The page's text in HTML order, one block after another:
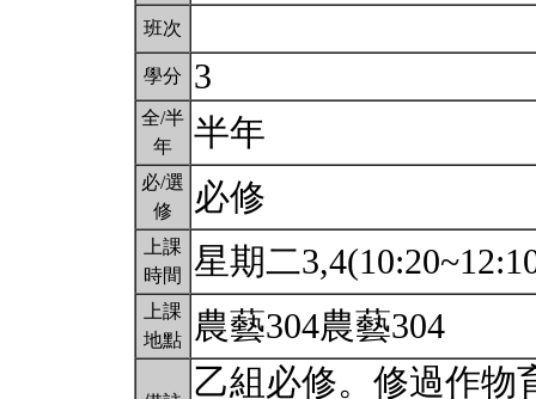
班次
學分 3
全/半
年
半年
必/選
修
必修
上課
時間
星期二
上課
地點
農藝304農藝304
乙組必修。修過作物